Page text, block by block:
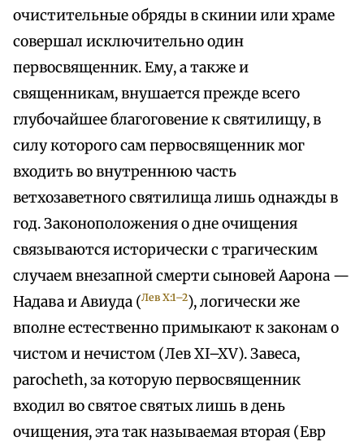
очистительные обряды в скинии или храме
совершал исключительно один
первосвященник. Ему, а также и
священникам, внушается прежде всего
глубочайшее благоговение к святилищу, в
силу которого сам первосвященник мог
входить во внутреннюю часть
ветхозаветного святилища лишь однажды в
год. Законоположения о дне очищения
связываются исторически с трагическим
случаем внезапной смерти сыновей Аарона —
Надава и Авиуда (Лев X:1–2), логически же
вполне естественно примыкают к законам о
чистом и нечистом (Лев XI–XV). Завеса,
parocheth, за которую первосвященник
входил во святое святых лишь в день
очищения, эта так называемая вторая (Евр